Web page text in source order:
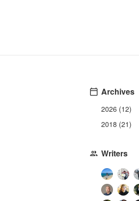
Archives
2026 (12)
2018 (21)
Writers